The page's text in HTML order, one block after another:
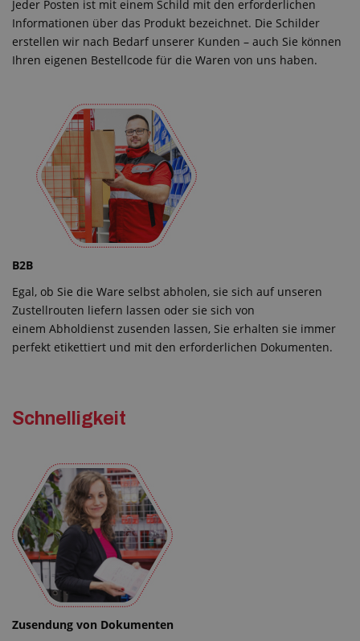
Jeder Posten ist mit einem Schild mit den erforderlichen
Informationen über das Produkt bezeichnet. Die Schilder
erstellen wir nach Bedarf unserer Kunden – auch Sie können
Ihren eigenen Bestellcode für die Waren von uns haben.
B2B
Egal, ob Sie die Ware selbst abholen, sie sich auf unseren
Zustellrouten liefern lassen oder sie sich von
einem Abholdienst zusenden lassen, Sie erhalten sie immer
perfekt etikettiert und mit den erforderlichen Dokumenten.
Schnelligkeit
Zusendung von Dokumenten